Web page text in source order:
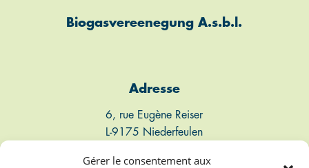
Gérer le consentement aux
Biogasvereenegung A.s.b.l.
Adresse
6, rue Eugène Reiser
L-9175 Niederfeulen